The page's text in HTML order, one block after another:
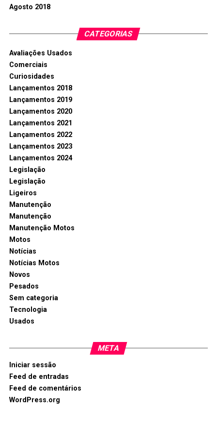
Agosto 2018
CATEGORIAS
Avaliações Usados
Comerciais
Curiosidades
Lançamentos 2018
Lançamentos 2019
Lançamentos 2020
Lançamentos 2021
Lançamentos 2022
Lançamentos 2023
Lançamentos 2024
Legislação
Legislação
Ligeiros
Manutenção
Manutenção
Manutenção Motos
Motos
Notícias
Notícias Motos
Novos
Pesados
Sem categoria
Tecnologia
Usados
META
Iniciar sessão
Feed de entradas
Feed de comentários
WordPress.org